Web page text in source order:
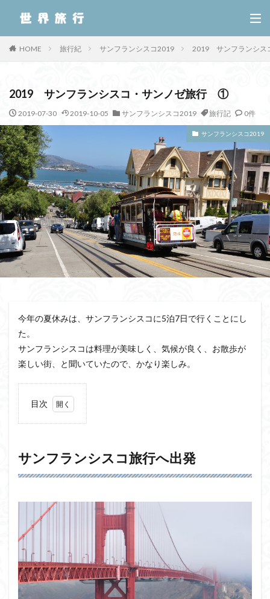
HOME 旅行紀 サンフランシスコ2019 2019 サンフランシ
2019 サンフランシスコ・サンノゼ旅行 ①
2019-07-30 2019-10-05 サンフランシスコ2019 旅行記 0件
サンフランシスコ2019
今年の夏休みは、サンフランシスコに5泊7日で行くことにし
た。
サンフランシスコは料理が美味しく、気候が良く、お散歩が
楽しい街、と聞いていたので、かなり楽しみ。
目次
ンシ
スコ
旅行
サンフランシスコ旅行へ出発